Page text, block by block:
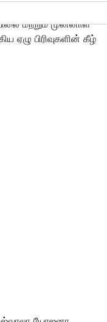
திட்டம், அந்த்யோத்யா
மற்றும் முன்னாள்
ஏழு பிரிவுகளின் கீழ்